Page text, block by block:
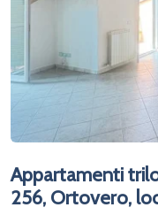
Appartamenti
256, Ortovero,